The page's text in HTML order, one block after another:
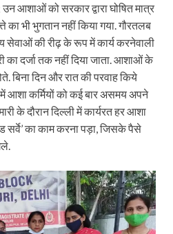
आशाओं को सरकार द्वारा घोषित मात्र
का भी भुगतान नहीं किया गया. गौरतलब
सेवाओं की रीढ़ के रूप में कार्य करनेवाली
का दर्जा तक नहीं दिया जाता. आशाओं के
बिना दिन और रात की परवाह किये
कर्मियों को कई बार असमय अपने
के दौरान दिल्ली में कार्यरत हर आशा
सर्वे’ का काम करना पड़ा, जिसके पैसे